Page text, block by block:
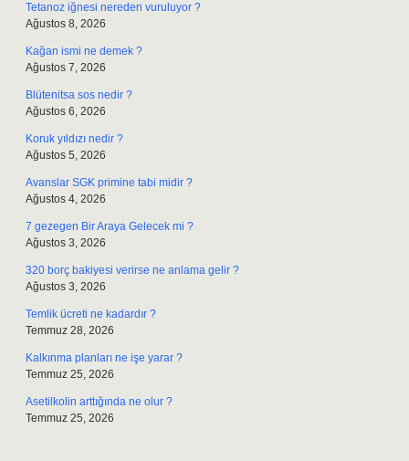
Tetanoz iğnesi nereden vuruluyor ?
Ağustos 8, 2026
Kağan ismi ne demek ?
Ağustos 7, 2026
Blütenitsa sos nedir ?
Ağustos 6, 2026
Koruk yıldızı nedir ?
Ağustos 5, 2026
Avanslar SGK primine tabi midir ?
Ağustos 4, 2026
7 gezegen Bir Araya Gelecek mi ?
Ağustos 3, 2026
320 borç bakiyesi verirse ne anlama gelir ?
Ağustos 3, 2026
Temlik ücreti ne kadardır ?
Temmuz 28, 2026
Kalkınma planları ne işe yarar ?
Temmuz 25, 2026
Asetilkolin arttığında ne olur ?
Temmuz 25, 2026